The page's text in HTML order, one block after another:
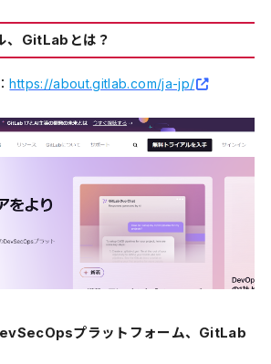
、GitLabとは？
https://about.gitlab.com/ja-jp/
プラットフォーム、GitLab